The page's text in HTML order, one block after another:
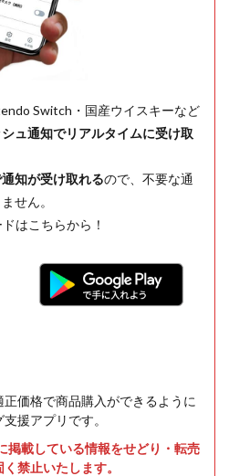
Switch・国産ウイスキーなど
ュ通知でリアルタイムに受け取
知が受け取れるので、不要な通
せん。
はこちらから！
価格で商品購入ができるように
援アプリです。
掲載している情報をせどり・転売
禁止いたします。